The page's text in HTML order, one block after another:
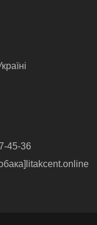
45-36